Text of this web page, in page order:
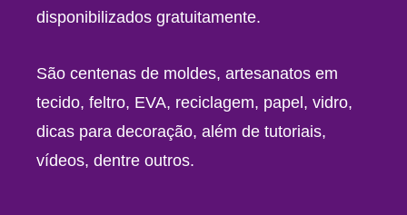
disponibilizados gratuitamente.
São centenas de moldes, artesanatos em
tecido, feltro, EVA, reciclagem, papel, vidro,
dicas para decoração, além de tutoriais,
vídeos, dentre outros.